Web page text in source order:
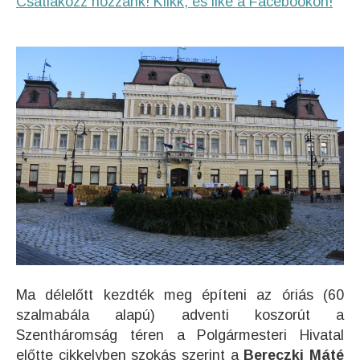
Ma délelőtt kezdték meg építeni az óriás (60
szalmabála alapú) adventi koszorút a
Szentháromság téren a Polgármesteri Hivatal
előtte cikkelyben szokás szerint a Bereczki Máté